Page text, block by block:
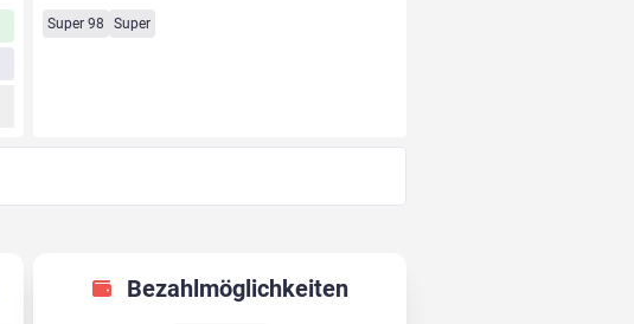
Super 98 Super
Bezahlmöglichkeiten